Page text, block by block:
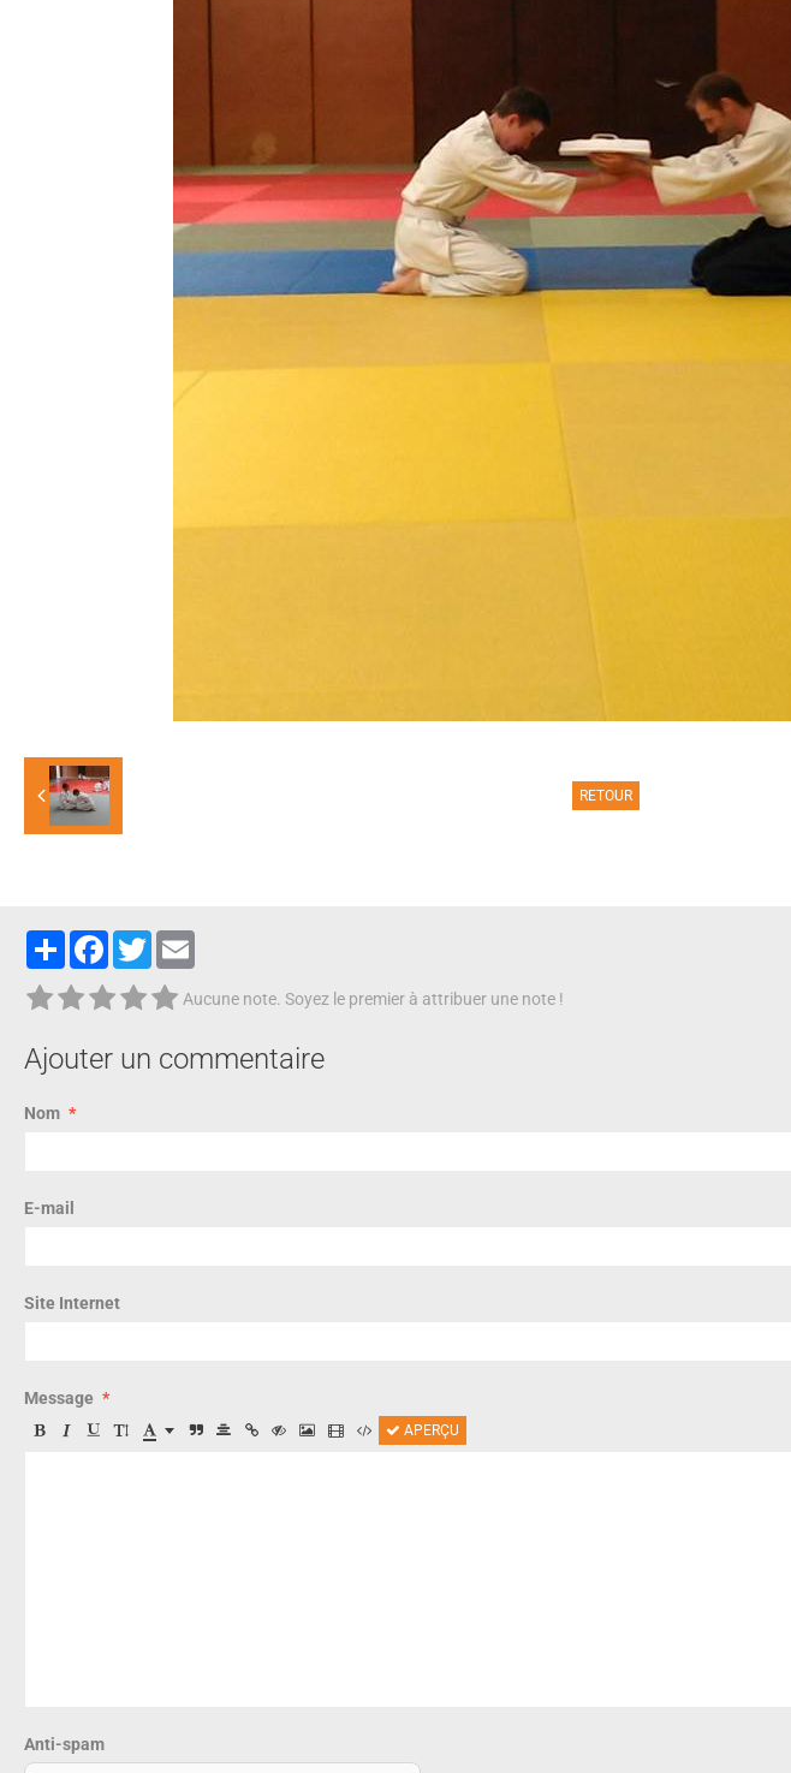
RETOUR
PartagerFacebook
Twitter
Aucune note. Soyez le premier à attribuer une note !
Ajouter un commentaire
Nom
E-mail
Site Internet
Message
APERÇU
Anti-spam